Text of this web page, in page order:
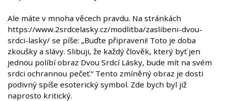
Ale máte v mnoha věcech pravdu. Na stránkách
https://www.2srdcelasky.cz/modlitba/zaslibeni-dvou-
srdci-lasky/ se píše: „Buďte připraveni! Toto je doba
zkoušky a slávy. Slibuji, že každý člověk, který byť jen
jednou políbí obraz Dvou Srdcí Lásky, bude mít na svém
srdci ochrannou pečeť.“ Tento zmíněný obraz je dosti
podivný spíše esoterický symbol. Zde bych byl již
naprosto kritický.